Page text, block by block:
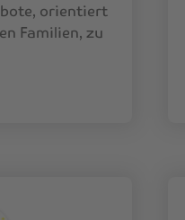
orientiert
Familien, zu